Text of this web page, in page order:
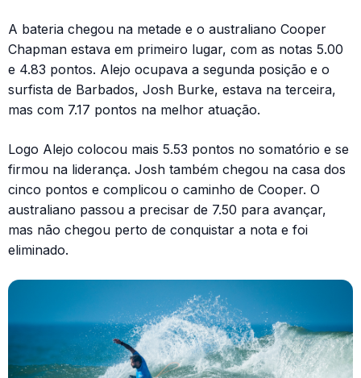
A bateria chegou na metade e o australiano Cooper
Chapman estava em primeiro lugar, com as notas 5.00
e 4.83 pontos. Alejo ocupava a segunda posição e o
surfista de Barbados, Josh Burke, estava na terceira,
mas com 7.17 pontos na melhor atuação.
Logo Alejo colocou mais 5.53 pontos no somatório e se
firmou na liderança. Josh também chegou na casa dos
cinco pontos e complicou o caminho de Cooper. O
australiano passou a precisar de 7.50 para avançar,
mas não chegou perto de conquistar a nota e foi
eliminado.